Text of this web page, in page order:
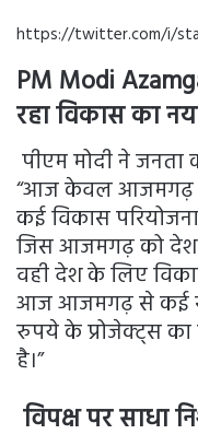
https://twitter.com/i/
PM Modi
रहा विकास का
पीएम मोदी ने जनता
“आज केवल आजमगढ़
कई विकास
जिस आजमगढ़ को
वही देश के लिए
आज आजमगढ़ से कई
रुपये के प्रोजेक्ट्स
है।”
विपक्ष पर साधा